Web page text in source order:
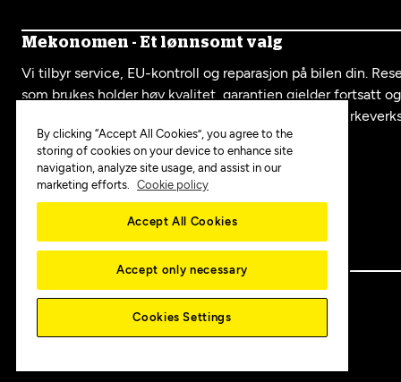
Mekonomen - Et lønnsomt valg
Vi tilbyr service, EU-kontroll og reparasjon på bilen din.
som brukes holder høy kvalitet, garantien gjelder fortsatt
serviceboka fra oss er like mye verdt som hos et
Mekonomen i sosiale medier:
By clicking “Accept All Cookies”, you agree to the
storing of cookies on your device to enhance site
navigation, analyze site usage, and assist in our
marketing efforts. Cookie policy
Accept All Cookies
Accept only necessary
Cookies Settings